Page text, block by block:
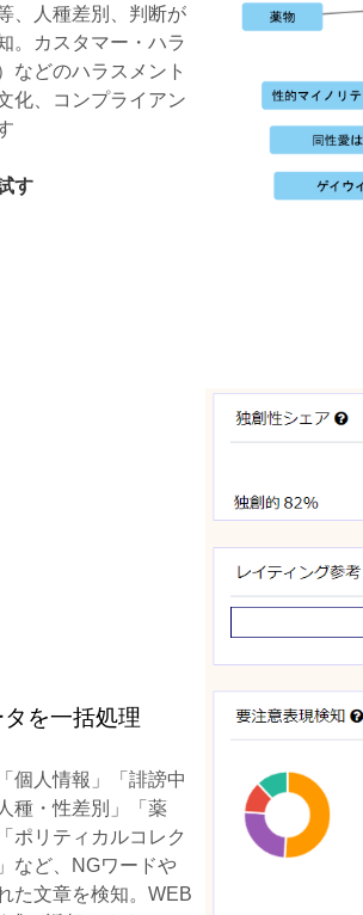
、人種差別、判断が
。カスタマー・ハラ
などのハラスメント
化、コンプライアン
す
を一括処理
個人情報」「誹謗中
種・性差別」「薬
ポリティカルコレク
など、NGワードや
た文章を検知。WEB